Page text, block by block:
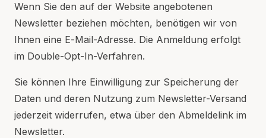
Wenn Sie den auf der Website angebotenen
Newsletter beziehen möchten, benötigen wir von
Ihnen eine E-Mail-Adresse. Die Anmeldung erfolgt
im Double-Opt-In-Verfahren.
Sie können Ihre Einwilligung zur Speicherung der
Daten und deren Nutzung zum Newsletter-Versand
jederzeit widerrufen, etwa über den Abmeldelink im
Newsletter.